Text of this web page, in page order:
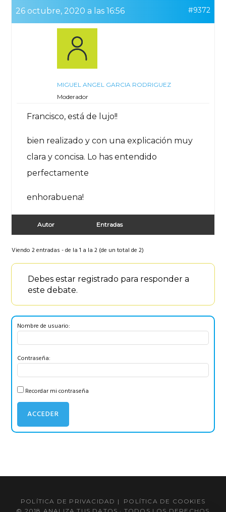
26 octubre, 2020 a las 16:56 #9372
MIGUEL ANGEL GARCIA RODRIGUEZ
Moderador
Francisco, está de lujo!!
bien realizado y con una explicación muy
clara y concisa. Lo has entendido
perfectamente
enhorabuena!
Autor Entradas
Viendo 2 entradas - de la 1 a la 2 (de un total de 2)
Debes estar registrado para responder a
este debate.
Nombre de usuario:
Contraseña:
Recordar mi contraseña
ACCEDER
POLÍTICA DE PRIVACIDAD | POLÍTICA DE COOKIES